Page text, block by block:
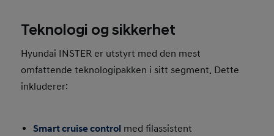
Teknologi og sikkerhet
Hyundai INSTER er utstyrt med den mest
omfattende teknologipakken i sitt segment. Dette
inkluderer:
Smart cruise control med filassistent